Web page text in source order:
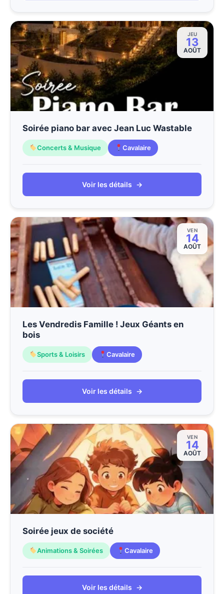
JEU
13
AOÛT
Soirée piano bar avec Jean Luc Wastable
Concerts & Musique Cavalaire
Voir les détails →
VEN
14
AOÛT
Les Vendredis Famille ! Jeux Géants en
bois
Sports & Loisirs Cavalaire
Voir les détails →
VEN
14
AOÛT
Soirée jeux de société
Animations & Soirées Cavalaire
Voir les détails →